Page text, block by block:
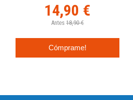
14,90 €
Antes 18,90 €
Cómprame!